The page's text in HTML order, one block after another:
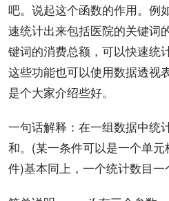
吧。说起这个函数的作用。例
速统计出来包括医院的关键词
键词的消费总额，可以快速统
这些功能也可以使用数据透视
是个大家介绍些好。
一句话解释：在一组数据中统
和。(某一条件可以是一个单
件)基本同上，一个统计数目一